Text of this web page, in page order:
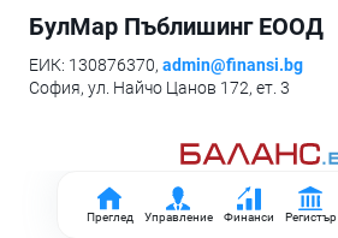
Преглед Управление Финанси Регистър
БулМар Пъблишинг ЕООД
ЕИК: 130876370, admin@finansi.bg
София, ул. Найчо Цанов 172, ет. 3